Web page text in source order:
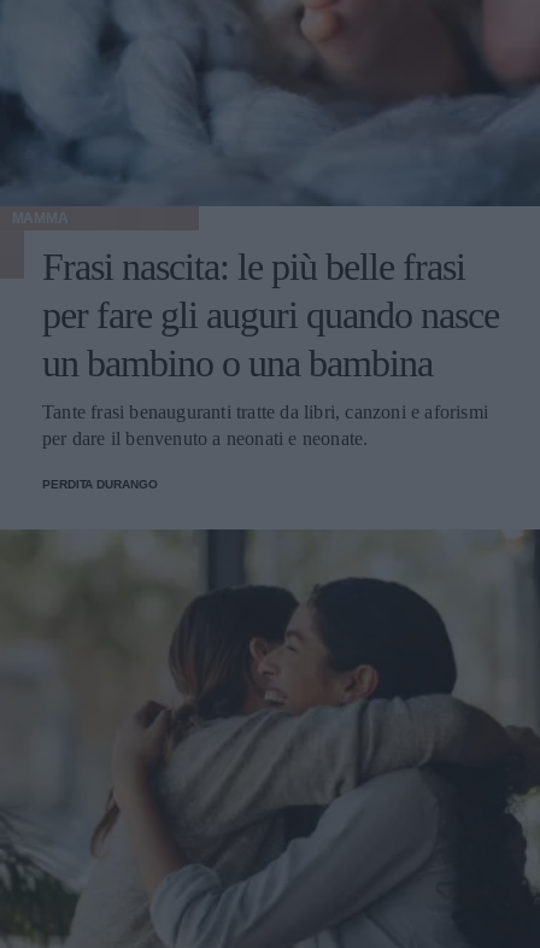
Frasi nascita: le più belle frasi
per fare gli auguri quando nasce
un bambino o una bambina
Tante frasi benauguranti tratte da libri, canzoni e aforismi
per dare il benvenuto a neonati e neonate.
PERDITA DURANGO